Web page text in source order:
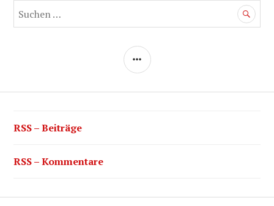
nach:
SEITENLEISTE
RSS – Beiträge
RSS – Kommentare